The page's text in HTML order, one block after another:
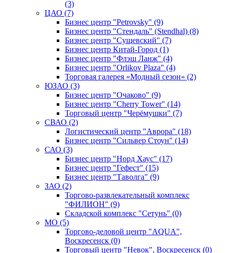
(3)
ЦАО (7)
Бизнес центр "Petrovsky" (9)
Бизнес центр "Стендаль" (Stendhal) (8)
Бизнес центр "Сущевский" (7)
Бизнес центр Китай-Город (1)
Бизнес центр "Флэш Ланж" (4)
Бизнес центр "Orlikov Plaza" (4)
Торговая галерея «Модный сезон» (2)
ЮЗАО (3)
Бизнес центр "Очаково" (9)
Бизнес центр "Cherry Tower" (14)
Торговый центр "Черёмушки" (7)
СВАО (2)
Логистический центр "Аврора" (18)
Бизнес центр "Сильвер Стоун" (14)
САО (3)
Бизнес центр "Норд Хаус" (17)
Бизнес центр "Гефест" (15)
Бизнес центр "Таволга" (9)
ЗАО (2)
Торгово-развлекательный комплекс
"ФИЛИОН" (9)
Складской комплекс "Сетунь" (0)
MO (5)
Торгово-деловой центр "AQUA",
Воскресенск (0)
Торговый центр "Невок", Воскресенск (0)